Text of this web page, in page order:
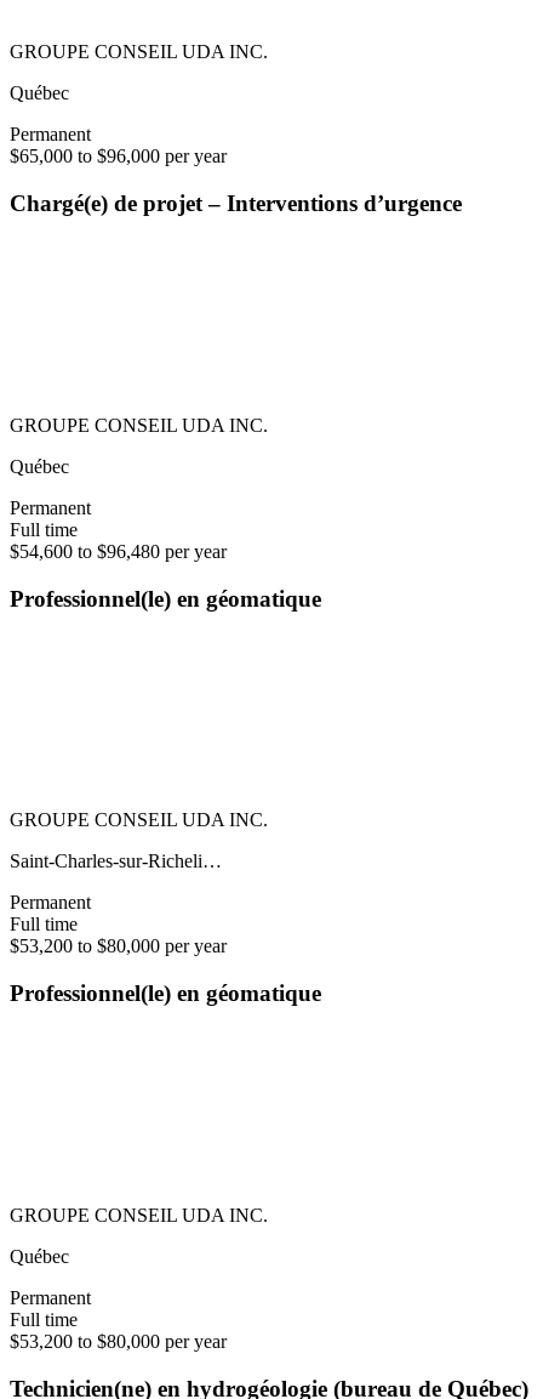
GROUPE CONSEIL UDA INC.
Québec
Permanent
$65,000 to $96,000 per year
Chargé(e) de projet – Interventions d’urgence
GROUPE CONSEIL UDA INC.
Québec
Permanent
Full time
$54,600 to $96,480 per year
Professionnel(le) en géomatique
GROUPE CONSEIL UDA INC.
Saint-Charles-sur-Richeli…
Permanent
Full time
$53,200 to $80,000 per year
Professionnel(le) en géomatique
GROUPE CONSEIL UDA INC.
Québec
Permanent
Full time
$53,200 to $80,000 per year
Technicien(ne) en hydrogéologie (bureau de Québec)